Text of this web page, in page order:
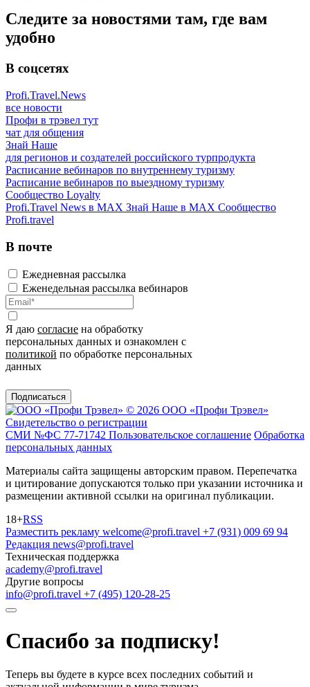
Следите за новостями там, где вам
удобно
В соцсетях
Profi.Travel.News
все новости
Профи в трэвел тут
чат для общения
Знай Наше
для регионов и создателей российского турпродукта
Расписание вебинаров по внутреннему туризму
Расписание вебинаров по выездному туризму
Сообщество Loyalty
Profi.Travel News в MAX Знай Наше в MAX Сообщество
Profi.travel
В почте
Ежедневная рассылка
Еженедельная рассылка вебинаров
Я даю согласие на обработку
персональных данных и ознакомлен с
политикой по обработке персональных
данных
Подписаться
© 2026 ООО «Профи Трэвeл»
Свидетельство о регистрации
СМИ №ФС 77-71742 Пользовательское соглашение Обработка
персональных данных
Материалы сайта защищены авторским правом. Перепечатка
и цитирование допускаются только при указании источника и
размещении активной ссылки на оригинал публикации.
18+RSS
Разместить рекламу welcome@profi.travel +7 (931) 009 69 94
Редакция news@profi.travel
Техническая поддержка
academy@profi.travel
Другие вопросы
info@profi.travel +7 (495) 120-28-25
Спасибо за подписку!
Теперь вы будете в курсе всех последних событий и